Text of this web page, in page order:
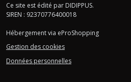
Ce site est édité par DIDIPPUS.
SIREN : 92370776400018
Hébergement via eProShopping
Gestion des cookies
Données personnelles